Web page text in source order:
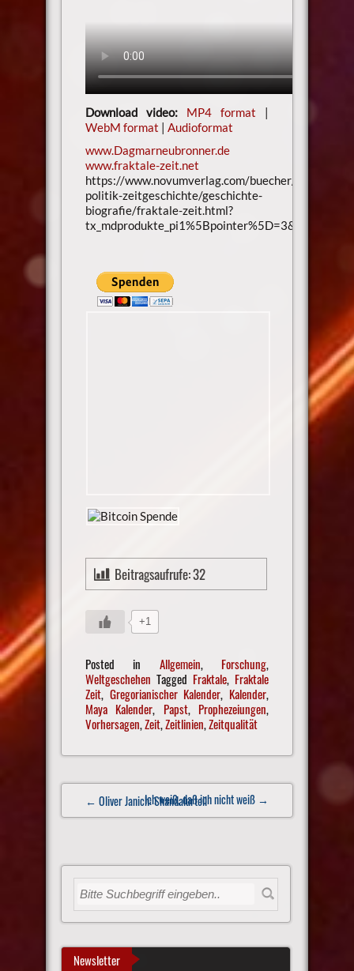
Download video: MP4 format |
WebM format | Audioformat
www.Dagmarneubronner.de
www.fraktale-zeit.net
https://www.novumverlag.com/buecher/biografie-
politik-zeitgeschichte/geschichte-
biografie/fraktale-zeit.html?
Beitragsaufrufe:32
+1
Posted in Allgemein, Forschung,
Weltgeschehen Tagged Fraktale, Fraktale
Zeit, Gregorianischer Kalender, Kalender,
Maya Kalender, Papst, Prophezeiungen,
Vorhersagen,Zeit,Zeitlinien,Zeitqualität
Post
navigation
← Oliver Janich: Skandalurteil
Ich weiß, daß ich nicht weiß →
Newsletter